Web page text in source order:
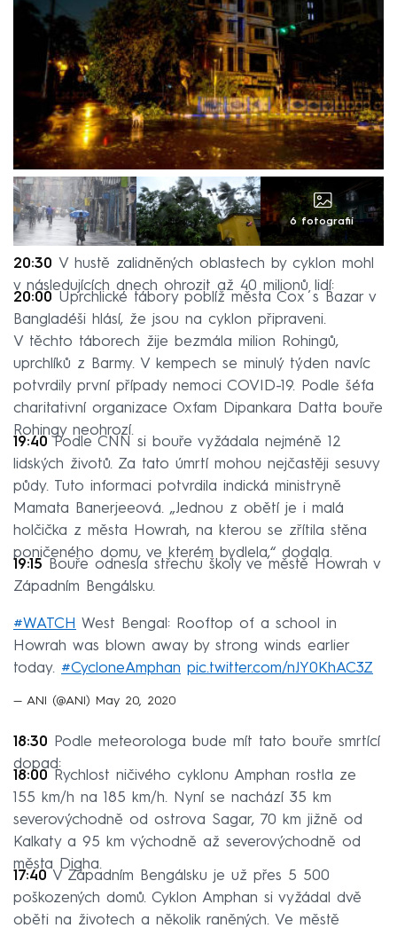
6 fotografií
20:30 V hustě zalidněných oblastech by cyklon mohl
v následujících dnech ohrozit až 40 milionů lidí:
20:00 Uprchlické tábory poblíž města Cox´s Bazar v
Bangladéši hlásí, že jsou na cyklon připraveni.
V těchto táborech žije bezmála milion Rohingů,
uprchlíků z Barmy. V kempech se minulý týden navíc
potvrdily první případy nemoci COVID-19. Podle šéfa
charitativní organizace Oxfam Dipankara Datta bouře
Rohingy neohrozí.
19:40 Podle CNN si bouře vyžádala nejméně 12
lidských životů. Za tato úmrtí mohou nejčastěji sesuvy
půdy. Tuto informaci potvrdila indická ministryně
Mamata Banerjeeová. „Jednou z obětí je i malá
holčička z města Howrah, na kterou se zřítila stěna
poničeného domu, ve kterém bydlela,“ dodala.
19:15 Bouře odnesla střechu školy ve městě Howrah v
Západním Bengálsku.
#WATCH West Bengal: Rooftop of a school in
Howrah was blown away by strong winds earlier
today. #CycloneAmphan pic.twitter.com/nJY0KhAC3Z
— ANI (@ANI) May 20, 2020
18:30
Podle meteorologa bude mít tato bouře smrtící
dopad:
18:00 Rychlost ničivého cyklonu Amphan rostla ze
155 km/h na 185 km/h. Nyní se nachází 35 km
severovýchodně od ostrova Sagar, 70 km jižně od
Kalkaty a 95 km východně až severovýchodně od
města Digha.
17:40 V Západním Bengálsku je už přes 5 500
poškozených domů. Cyklon Amphan si vyžádal dvě
oběti na životech a několik raněných. Ve městě